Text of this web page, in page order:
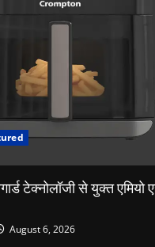
टेक्नोलॉजी से युक्त
August 6, 2026